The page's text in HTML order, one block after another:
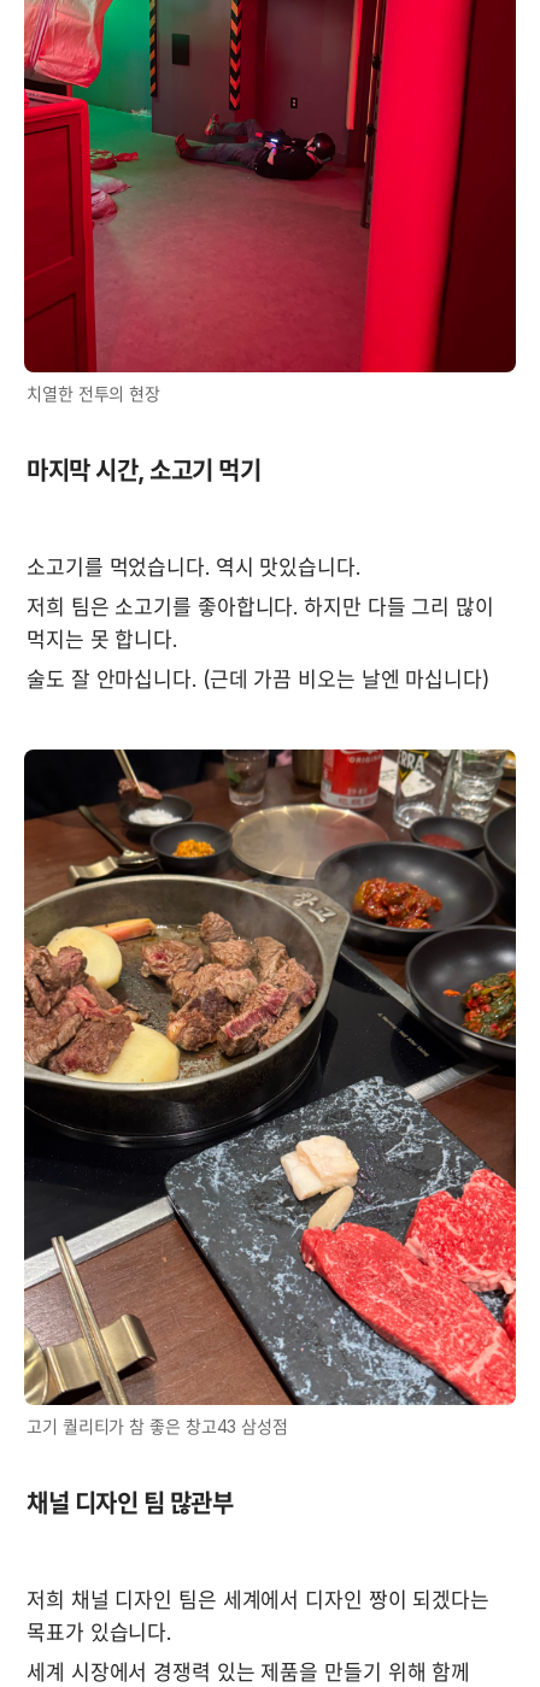
치열한 전투의 현장
마지막 시간, 소고기 먹기
소고기를 먹었습니다. 역시 맛있습니다.
저희 팀은 소고기를 좋아합니다. 하지만 다들 그리 많이
먹지는 못 합니다.
술도 잘 안마십니다. (근데 가끔 비오는 날엔 마십니다)
고기 퀄리티가 참 좋은 창고43 삼성점
채널 디자인 팀 많관부
저희 채널 디자인 팀은 세계에서 디자인 짱이 되겠다는
목표가 있습니다.
세계 시장에서 경쟁력 있는 제품을 만들기 위해 함께